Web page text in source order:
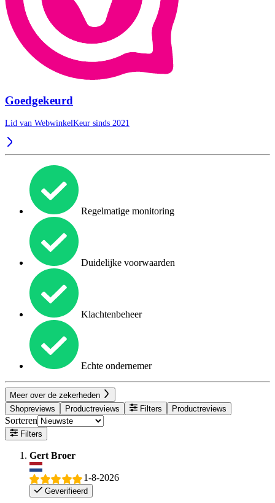
Goedgekeurd
Lid van WebwinkelKeur sinds 2021
Regelmatige monitoring
Duidelijke voorwaarden
Klachtenbeheer
Echte ondernemer
Meer over de zekerheden
Shopreviews
Productreviews Filters Productreviews
Sorteren
Filters
Gert Broer
1-8-2026
Geverifieerd